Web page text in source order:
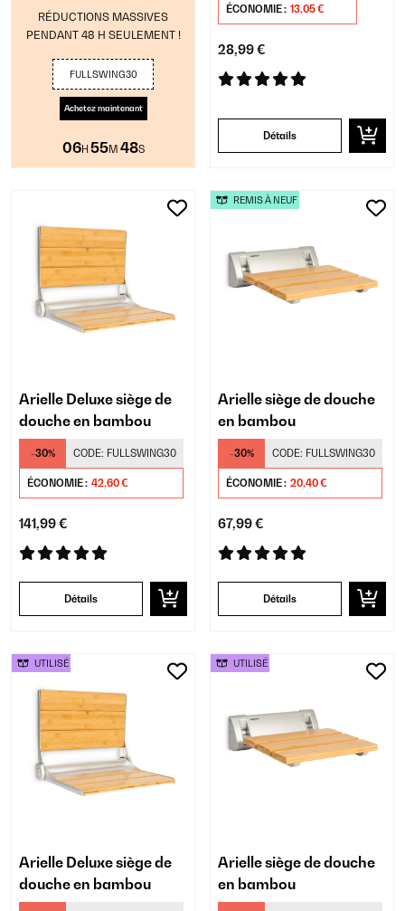
RÉDUCTIONS MASSIVES
PENDANT 48 H SEULEMENT !
FULLSWING30
Achetez maintenant
06H 55M 47S
ÉCONOMIE : 13,05 €
28,99 €
Détails
Arielle Deluxe siège de
douche en bambou
-30% CODE: FULLSWING30
ÉCONOMIE : 42,60 €
141,99 €
Détails
Arielle siège de douche
en bambou
-30% CODE: FULLSWING30
ÉCONOMIE : 20,40 €
67,99 €
Détails
REMIS À NEUF
Arielle Deluxe siège de
douche en bambou
UTILISÉ
Arielle siège de douche
en bambou
UTILISÉ